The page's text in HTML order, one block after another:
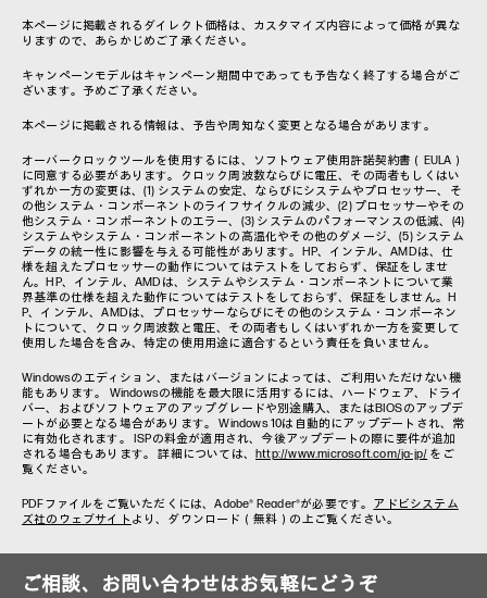
本ページに掲載されるダイレクト価格は、カスタマイズ内容によって価格が異な
りますので、あらかじめご了承ください。
キャンペーンモデルはキャンペーン期間中であっても予告なく終了する場合がご
ざいます。予めご了承ください。
本ページに掲載される情報は、予告や周知なく変更となる場合があります。
オーバークロックツールを使用するには、ソフトウェア使用許諾契約書（EULA）
に同意する必要があります。クロック周波数ならびに電圧、その両者もしくはい
ずれか一方の変更は、(1) システムの安定、ならびにシステムやプロセッサー、そ
の他システム・コンポーネントのライフサイクルの減少、(2) プロセッサーやその
他システム・コンポーネントのエラー、(3) システムのパフォーマンスの低減、(4)
システムやシステム・コンポーネントの高温化やその他のダメージ、(5) システム
データの統一性に影響を与える可能性があります。HP、インテル、AMDは、仕
様を超えたプロセッサーの動作についてはテストをしておらず、保証をしませ
ん。HP、インテル、AMDは、システムやシステム・コンポーネントについて業
界基準の仕様を超えた動作についてはテストをしておらず、保証をしません。H
P、インテル、AMDは、プロセッサーならびにその他のシステム・コンポーネン
トについて、クロック周波数と電圧、その両者もしくはいずれか一方を変更して
使用した場合を含み、特定の使用用途に適合するという責任を負いません。
Windowsのエディション、またはバージョンによっては、ご利用いただけない機
能もあります。 Windowsの機能を最大限に活用するには、ハードウェア、ドライ
バー、およびソフトウェアのアップグレードや別途購入、またはBIOSのアップデ
ートが必要となる場合があります。 Windows 10は自動的にアップデートされ、常
に有効化されます。 ISPの料金が適用され、今後アップデートの際に要件が追加
される場合もあります。 詳細については、 http://www.microsoft.com/ja-jp/ をご
覧ください。
PDFファイルをご覧いただくには、Adobe® Reader®が必要です。 アドビシステム
ズ社のウェブサイト より、ダウンロード（無料）の上ご覧ください。
ご相談、お問い合わせはお気軽にどうぞ